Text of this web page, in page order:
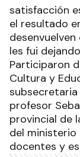
satisfacción
el resultado
les fui
Participaron
Cultura y
subsecretaria
profesor
provincial de
del ministerio
docentes y